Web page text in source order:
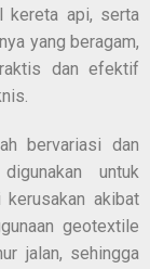
kereta api, serta
yang beragam,
dan efektif
bervariasi dan
untuk
akibat
geotextile
jalan, sehingga